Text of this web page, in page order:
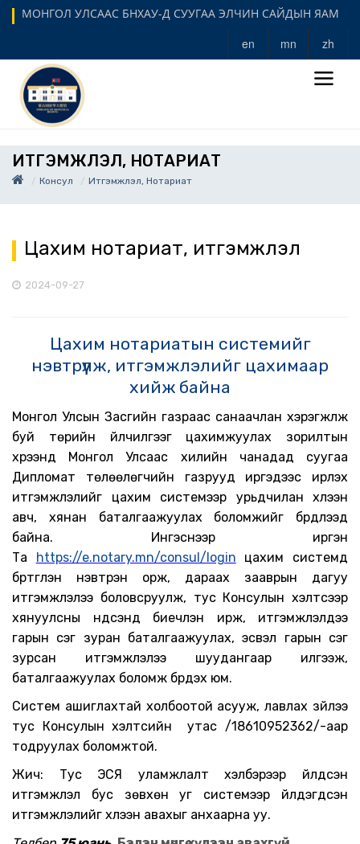
МОНГОЛ УЛСААС БНХАУ-Д СУУГАА ЭЛЧИН САЙДЫН ЯАМ
en mn zh
ИТГЭМЖЛЭЛ, НОТАРИАТ
Консул Итгэмжлэл, Нотариат
Цахим нотариат, итгэмжлэл
2024-09-27
Цахим нотариатын системийг
нэвтрүүлж, итгэмжлэлийг цахимаар
хийж байна
Монгол Улсын Засгийн газраас санаачлан хэрэгжүүлж
буй төрийн үйлчилгээг цахимжуулах зорилтын
хүрээнд Монгол Улсаас хилийн чанадад суугаа
Дипломат төлөөлөгчийн газрууд иргэдээс ирүүлэх
итгэмжлэлийг цахим системээр урьдчилан хүлээн
авч, хянан баталгаажуулах боломжийг бүрдүүлээд
байна. Ингэснээр иргэн
Та https://e.notary.mn/consul/login цахим системд
бүртгүүлэн нэвтрэн орж, дараах зааврын дагуу
итгэмжлэлээ боловсруулж, тус Консулын хэлтсээр
хянуулсны үндсэнд биечлэн ирж, итгэмжлэлдээ
гарын үсэг зуран баталгаажуулах, эсвэл гарын үсэг
зурсан итгэмжлэлээ шуудангаар илгээж,
баталгаажуулах боломж бүрдэх юм.
Систем ашиглахтай холбоотой асууж, лавлах зүйлээ
тус Консулын хэлтсийн утас /18610952362/-аар
тодруулах боломжтой.
Жич: Тус ЭСЯ уламжлалт хэлбэрээр үйлдсэн
итгэмжлэл бус зөвхөн уг системээр үйлдэгдсэн
итгэмжлэлийг хүлээн авахыг анхаарна уу.